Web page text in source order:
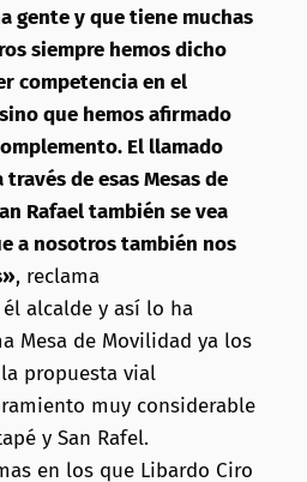
gente y que tiene muchas
siempre hemos dicho
competencia en el
que hemos afirmado
El llamado
de esas Mesas de
Rafael también se vea
a nosotros también nos
, reclama
alcalde y así lo ha
Mesa de Movilidad ya los
propuesta vial
muy considerable
y San Rafel.
en los que Libardo Ciro